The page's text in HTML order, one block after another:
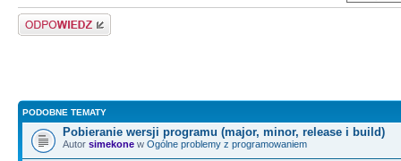
}
}
}
Odpowiedz
PODOBNE TEMATY
Pobieranie wersji programu (major, minor, release i build)
Autor simekone w Ogólne problemy z programowaniem